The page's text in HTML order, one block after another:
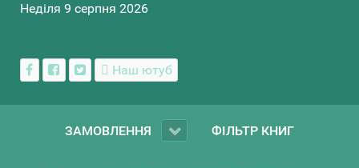
Неділя 9 серпня 2026
Наш ютуб
ЗАМОВЛЕННЯ ФІЛЬТР КНИГ